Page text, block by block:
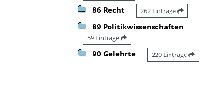
86 Recht 262 Einträge
89 Politikwissenschaften
59 Einträge
90 Gelehrte 220 Einträge